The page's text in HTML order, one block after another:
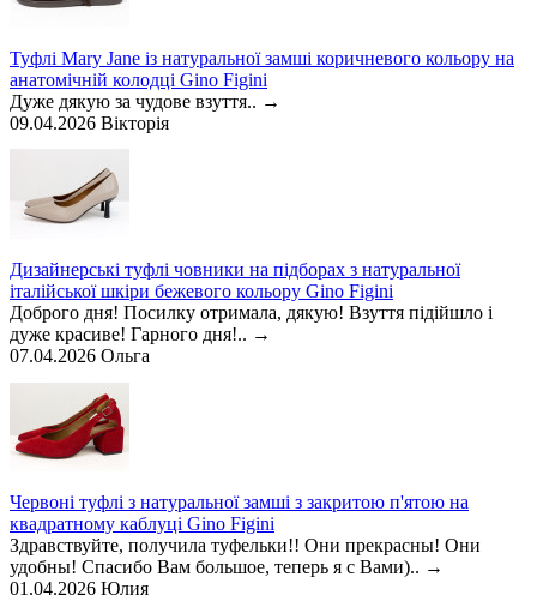
Туфлі Mary Jane із натуральної замші коричневого кольору на
анатомічній колодці Gino Figini
Дуже дякую за чудове взуття.. →
09.04.2026 Вікторія
Дизайнерські туфлі човники на підборах з натуральної
італійської шкіри бежевого кольору Gino Figini
Доброго дня! Посилку отримала, дякую! Взуття підійшло і
дуже красиве! Гарного дня!.. →
07.04.2026 Ольга
Червоні туфлі з натуральної замші з закритою п'ятою на
квадратному каблуці Gino Figini
Здравствуйте, получила туфельки!! Они прекрасны! Они
удобны! Спасибо Вам большое, теперь я с Вами).. →
01.04.2026 Юлия